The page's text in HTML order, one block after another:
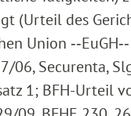
(Urteil des
Union
06, Securenta,
1; BFH-Urteil